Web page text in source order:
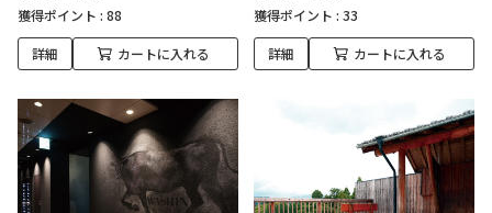
獲得ポイント : 88
詳細 カートに入れる
獲得ポイント : 33
詳細 カートに入れる